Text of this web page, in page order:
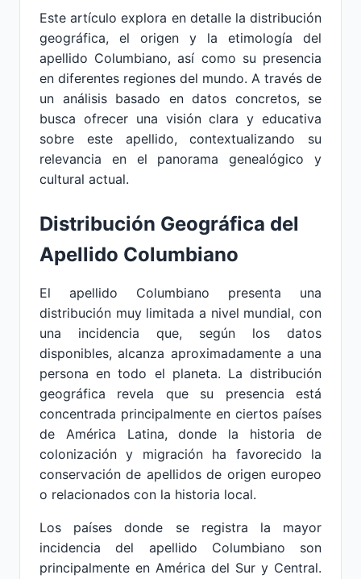
Este artículo explora en detalle la distribución
geográfica, el origen y la etimología del
apellido Columbiano, así como su presencia
en diferentes regiones del mundo. A través de
un análisis basado en datos concretos, se
busca ofrecer una visión clara y educativa
sobre este apellido, contextualizando su
relevancia en el panorama genealógico y
cultural actual.
Distribución Geográfica del
Apellido Columbiano
El apellido Columbiano presenta una
distribución muy limitada a nivel mundial, con
una incidencia que, según los datos
disponibles, alcanza aproximadamente a una
persona en todo el planeta. La distribución
geográfica revela que su presencia está
concentrada principalmente en ciertos países
de América Latina, donde la historia de
colonización y migración ha favorecido la
conservación de apellidos de origen europeo
o relacionados con la historia local.
Los países donde se registra la mayor
incidencia del apellido Columbiano son
principalmente en América del Sur y Central.